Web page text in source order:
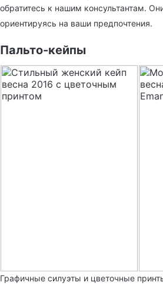
обратитесь к нашим консультантам.
ориентируясь на ваши предпочтения.
Пальто-кейпы
Графичные силуэты и цветочные